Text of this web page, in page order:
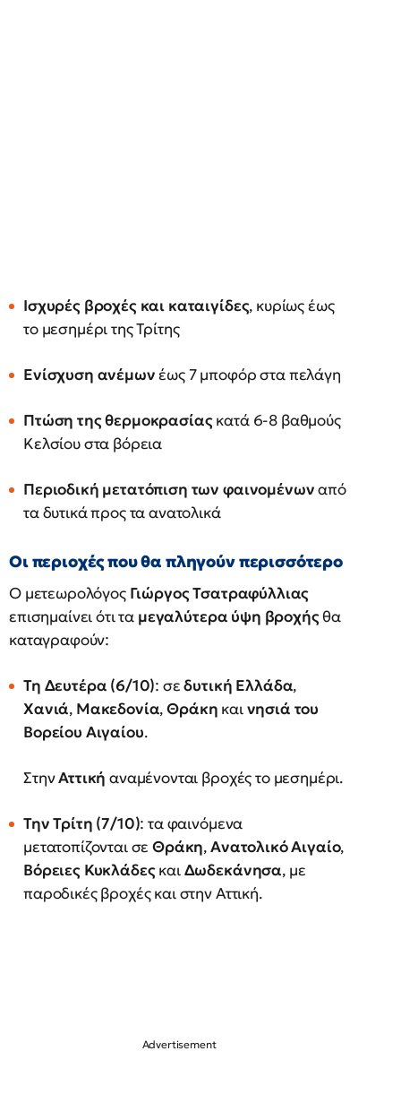
Ισχυρές βροχές και καταιγίδες, κυρίως έως
το μεσημέρι της Τρίτης
Ενίσχυση ανέμωνέως 7 μποφόρ στα πελάγη
Πτώση της θερμοκρασίαςκατά 6-8 βαθμούς
Κελσίου στα βόρεια
Περιοδική μετατόπιση των φαινομένωναπό
τα δυτικά προς τα ανατολικά
Οι περιοχές που θα πληγούν περισσότερο
Ο μετεωρολόγος Γιώργος Τσατραφύλλιας
επισημαίνει ότι τα μεγαλύτερα ύψη βροχήςθα
καταγραφούν:
Τη Δευτέρα (6/10): σεδυτική Ελλάδα,
Χανιά, Μακεδονία,Θράκη καινησιά του
Βορείου Αιγαίου.
ΣτηνΑττική αναμένονται βροχές το μεσημέρι.
Την Τρίτη (7/10): τα φαινόμενα
μετατοπίζονται σεΘράκη,Ανατολικό Αιγαίο,
Βόρειες ΚυκλάδεςκαιΔωδεκάνησα, με
παροδικές βροχές και στην Αττική.